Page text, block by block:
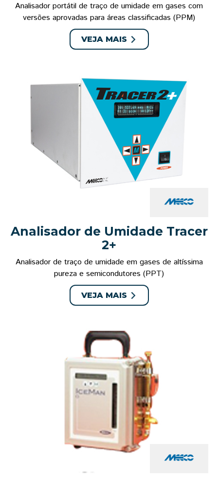
Analisador portátil de traço de umidade em gases com
versões aprovadas para áreas classificadas (PPM)
VEJA MAIS
Analisador de Umidade Tracer
2+
Analisador de traço de umidade em gases de altíssima
pureza e semicondutores (PPT)
VEJA MAIS